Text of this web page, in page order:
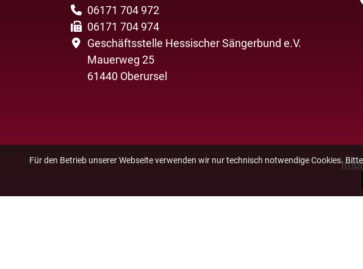
Für den Betrieb unserer Webseite verwenden wir nur technisch notwendige Cookies.
06171 704 972
06171 704 974
Geschäftsstelle Hessischer Sängerbund e.V.
Mauerweg 25
61440 Oberursel